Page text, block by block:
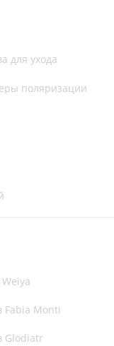
для ухода
поляризации
Fabia Monti
Glodiatr